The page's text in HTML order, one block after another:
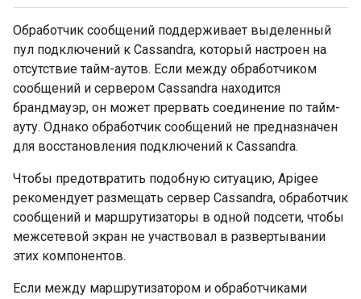
Обработчик сообщений поддерживает выделенный
пул подключений к Cassandra, который настроен на
отсутствие тайм-аутов. Если между обработчиком
сообщений и сервером Cassandra находится
брандмауэр, он может прервать соединение по тайм-
ауту. Однако обработчик сообщений не предназначен
для восстановления подключений к Cassandra.
Чтобы предотвратить подобную ситуацию, Apigee
рекомендует размещать сервер Cassandra, обработчик
сообщений и маршрутизаторы в одной подсети, чтобы
межсетевой экран не участвовал в развертывании
этих компонентов.
Если между маршрутизатором и обработчиками